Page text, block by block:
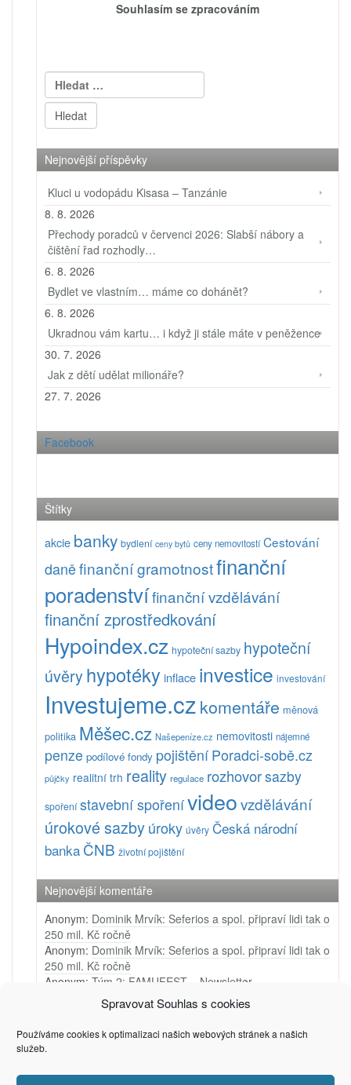
Spravovat Souhlas s cookies
Používáme cookies k optimalizaci našich webových stránek a našich
služeb.
Souhlasím se zpracováním
Vyhledávání
Nejnovější příspěvky
Kluci u vodopádu Kisasa – Tanzánie
8. 8. 2026
Přechody poradců v červenci 2026: Slabší nábory a
čištění řad rozhodly…
6. 8. 2026
Bydlet ve vlastním… máme co dohánět?
6. 8. 2026
Ukradnou vám kartu… i když ji stále máte v peněžence
30. 7. 2026
Jak z dětí udělat milionáře?
27. 7. 2026
Facebook
Štítky
akcie banky bydlení ceny bytů ceny nemovitostí Cestování
daněfinanční gramotnostfinanční
poradenstvífinanční vzdělávání
finanční zprostředkování
Hypoindex.cz hypoteční sazby hypoteční
úvěryhypotéky inflace investice investování
Investujeme.czkomentáře měnová
politika Měšec.cz Našepeníze.cz nemovitosti nájemné
penze podílové fondy pojištěníPoradci-sobě.cz
půjčky realitní trh reality regulace rozhovorsazby
spoření stavební spořenívideovzdělávání
úrokové sazbyúroky úvěry Česká národní
banka ČNB životní pojištění
Nejnovější komentáře
Anonym: Dominik Mrvík: Seferios a spol. připraví lidi tak o
250 mil. Kč ročně
Anonym: Dominik Mrvík: Seferios a spol. připraví lidi tak o
250 mil. Kč ročně
Anonym: Tým 2: FAMUFEST – Newsletter
Tým 1: Ji.hlava – Newsletter
Tým 4: Very Merry Arts – PR video